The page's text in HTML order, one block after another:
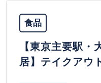
食品
【東京主要駅・
居】テイクアウ